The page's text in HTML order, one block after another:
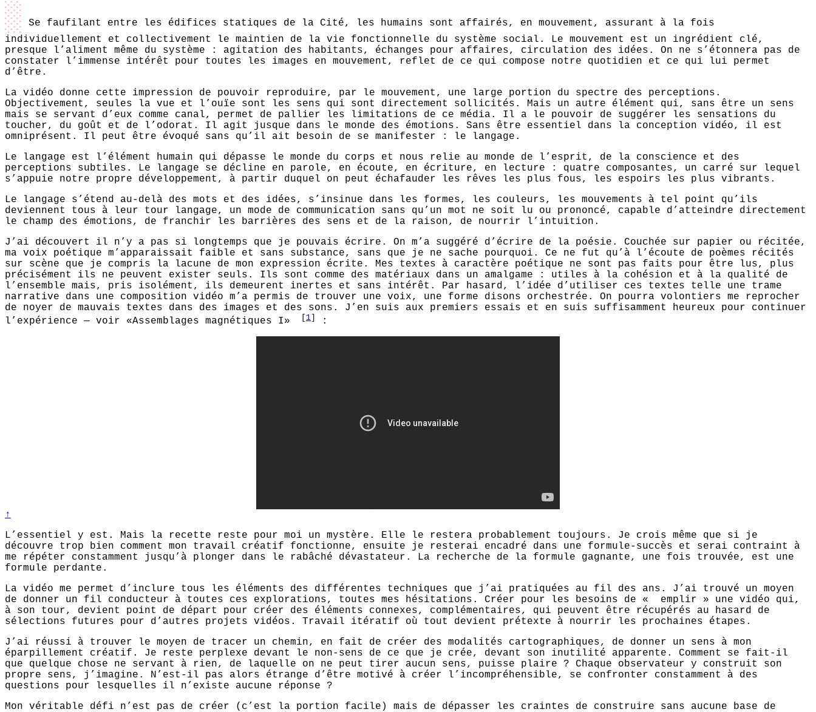
░
Se faufilant entre les édifices statiques de la Cité, les humains sont affairés, en mouvement, assurant à la fois
individuellement et collectivement le maintien de la vie fonctionnelle du système social. Le mouvement est un ingrédient clé,
presque l’aliment même du système : agitation des habitants, échanges pour affaires, circulation des idées. On ne s’étonnera pas de
constater l’immense intérêt pour toutes les images en mouvement, reflet de ce qui compose notre quotidien et ce qui lui permet
d’être.
La vidéo donne cette impression de pouvoir reproduire, par le mouvement, une large portion du spectre des perceptions.
Objectivement, seules la vue et l’ouïe sont les sens qui sont directement sollicités. Mais un autre élément qui, sans être un sens
mais se servant d’eux comme canal, permet de pallier les limitations de ce média. Il a le pouvoir de suggérer les sensations du
toucher, du goût et de l’odorat. Il agit jusque dans le monde des émotions. Sans être essentiel dans la conception vidéo, il est
omniprésent. Il peut être évoqué sans qu’il ait besoin de se manifester : le langage.
Le langage est l’élément humain qui dépasse le monde du corps et nous relie au monde de l’esprit, de la conscience et des
perceptions subtiles. Le langage se décline en parole, en écoute, en écriture, en lecture : quatre composantes, un carré sur lequel
s’appuie notre propre développement, à partir duquel on peut échafauder les rêves les plus fous, les espoirs les plus vibrants.
Le langage s’étend au-delà des mots et des idées, s’insinue dans les formes, les couleurs, les mouvements à tel point qu’ils
deviennent tous à leur tour langage, un mode de communication sans qu’un mot ne soit lu ou prononcé, capable d’atteindre directement
le champ des émotions, de franchir les barrières des sens et de la raison, de nourrir l’intuition.
J’ai découvert il n’y a pas si longtemps que je pouvais écrire. On m’a suggéré d’écrire de la poésie. Couchée sur papier ou récitée,
ma voix poétique m’apparaissait faible et sans substance, sans que je ne sache pourquoi. Ce ne fut qu’à l’écoute de poèmes récités
sur scène que je compris la lacune de mon expression écrite. Mes textes à caractère poétique ne sont pas faits pour être lus, plus
précisément ils ne peuvent exister seuls. Ils sont comme des matériaux dans un amalgame : utiles à la cohésion et à la qualité de
l’ensemble mais, pris isolément, ils demeurent inertes et sans intérêt. Par hasard, l’idée d’utiliser ces textes telle une trame
narrative dans une composition vidéo m’a permis de trouver une voix, une forme disons orchestrée. On pourra volontiers me reprocher
de noyer de mauvais textes dans des images et des sons. J’en suis aux premiers essais et en suis suffisamment heureux pour continuer
l’expérience — voir «Assemblages magnétiques I»
1 :
↑
L’essentiel y est. Mais la recette reste pour moi un mystère. Elle le restera probablement toujours. Je crois même que si je
découvre trop bien comment mon travail créatif fonctionne, ensuite je resterai encadré dans une formule-succès et serai contraint à
me répéter constamment jusqu’à plonger dans le rabâché dévastateur. La recherche de la formule gagnante, une fois trouvée, est une
formule perdante.
La vidéo me permet d’inclure tous les éléments des différentes techniques que j’ai pratiquées au fil des ans. J’ai trouvé un moyen
de donner un fil conducteur à toutes ces explorations, toutes mes hésitations. Créer pour les besoins de « emplir » une vidéo qui,
à son tour, devient point de départ pour créer des éléments connexes, complémentaires, qui peuvent être récupérés au hasard de
sélections futures pour d’autres projets vidéos. Travail itératif où tout devient prétexte à nourrir les prochaines étapes.
J’ai réussi à trouver le moyen de tracer un chemin, en fait de créer des modalités cartographiques, de donner un sens à mon
éparpillement créatif. Je reste perplexe devant le non-sens de ce que je crée, devant son inutilité apparente. Comment se fait-il
que quelque chose ne servant à rien, de laquelle on ne peut tirer aucun sens, puisse plaire ? Chaque observateur y construit son
propre sens, j’imagine. N’est-il pas alors étrange d’être motivé à créer l’incompréhensible, se confronter constamment à des
questions pour lesquelles il n’existe aucune réponse ?
Mon véritable défi n’est pas de créer (c’est la portion facile) mais de dépasser les craintes de construire sans aucune base de